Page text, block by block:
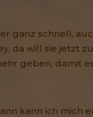
ganz schnell,
da will sie jetzt
geben, damit
kann ich mich